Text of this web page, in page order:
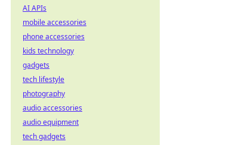
AI APIs
mobile accessories
phone accessories
kids technology
gadgets
tech lifestyle
photography
audio accessories
audio equipment
tech gadgets